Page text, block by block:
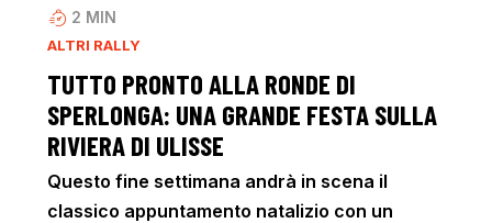
2 MIN
ALTRI RALLY
TUTTO PRONTO ALLA RONDE DI
SPERLONGA: UNA GRANDE FESTA SULLA
RIVIERA DI ULISSE
Questo fine settimana andrà in scena il
classico appuntamento natalizio con un